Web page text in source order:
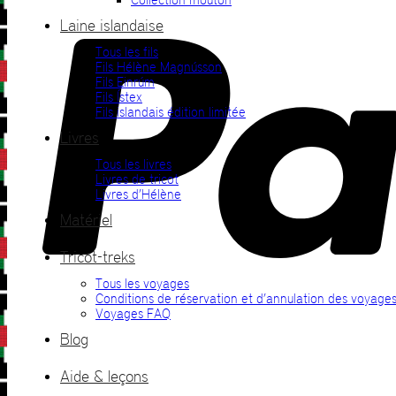
Laine islandaise
Tous les fils
Fils Hélène Magnússon
Fils Einrúm
Fils Ístex
Fils islandais édition limitée
Livres
Tous les livres
Livres de tricot
Livres d’Hélène
Matériel
Tricot-treks
Tous les voyages
Conditions de réservation et d’annulation des voyages
Voyages FAQ
Blog
Aide & leçons